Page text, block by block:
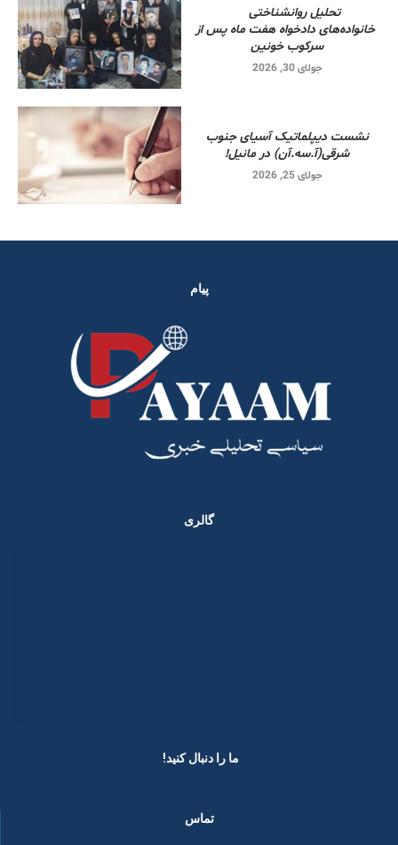
تحلیل روانشناختی
خانواده‌های دادخواه هفت ماه پس از
سرکوب خونین
جولای 30, 2026
نشست دیپلماتیک آسیای جنوب
شرقی‌(آ.سه.آن) در مانیل!
جولای 25, 2026
پیام
گالری
ما را دنبال کنید! ​
تماس